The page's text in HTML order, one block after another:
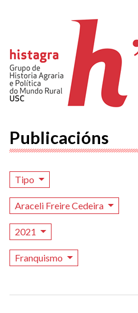
Publicacións
Tipo
Araceli Freire Cedeira
2021
Franquismo